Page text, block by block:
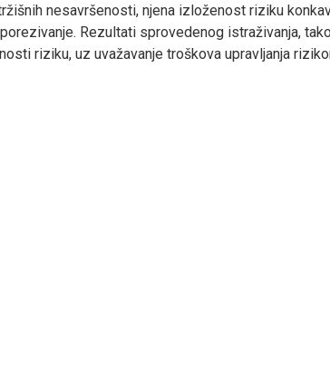
nesavršenosti, njena izloženost riziku
Rezultati sprovedenog istraživanja,
riziku, uz uvažavanje troškova upravljanja